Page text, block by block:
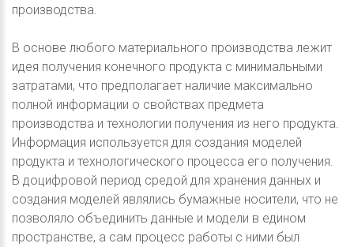
производства.
В основе любого материального производства лежит
идея получения конечного продукта с минимальными
затратами, что предполагает наличие максимально
полной информации о свойствах предмета
производства и технологии получения из него продукта.
Информация используется для создания моделей
продукта и технологического процесса его получения.
В доцифровой период средой для хранения данных и
создания моделей являлись бумажные носители, что не
позволяло объединить данные и модели в едином
пространстве, а сам процесс работы с ними был